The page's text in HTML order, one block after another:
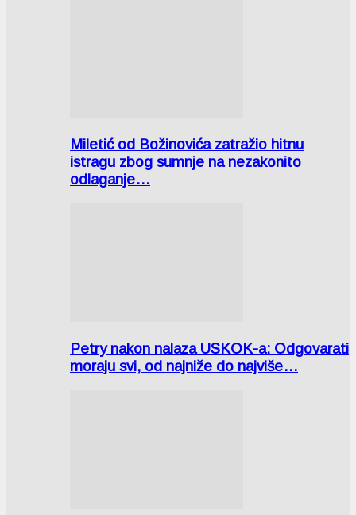
Miletić od Božinovića zatražio hitnu
istragu zbog sumnje na nezakonito
odlaganje…
Petry nakon nalaza USKOK-a: Odgovarati
moraju svi, od najniže do najviše…